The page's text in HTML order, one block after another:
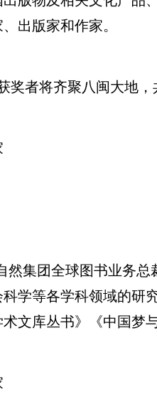
出版家和作家。
者将齐聚八闽大地，
集团全球图书业务总
学等各学科领域的研
文库丛书》《中国梦